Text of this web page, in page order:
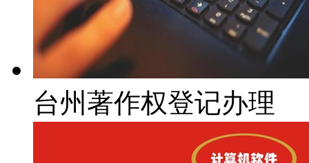
台州著作权登记办理